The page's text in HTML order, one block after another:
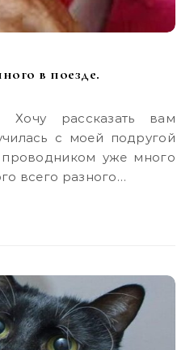
в поезде.
с моей подругой
уже много
всего разного…